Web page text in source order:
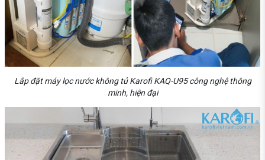
Lắp đặt máy lọc nước không tủ Karofi KAQ-U95 công nghệ thông
minh, hiện đại